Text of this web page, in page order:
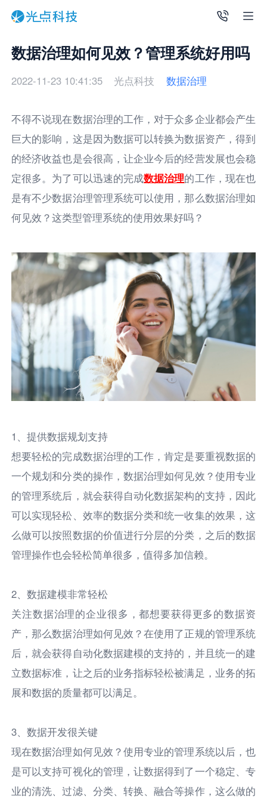
数据治理如何见效？管理系统好用吗
2022-11-23 10:41:35 光点科技 数据治理
不得不说现在数据治理的工作，对于众多企业都会产生
巨大的影响，这是因为数据可以转换为数据资产，得到
的经济收益也是会很高，让企业今后的经营发展也会稳
定很多。为了可以迅速的完成数据治理的工作，现在也
是有不少数据治理管理系统可以使用，那么数据治理如
何见效？这类型管理系统的使用效果好吗？
1、提供数据规划支持
想要轻松的完成数据治理的工作，肯定是要重视数据的
一个规划和分类的操作，数据治理如何见效？使用专业
的管理系统后，就会获得自动化数据架构的支持，因此
可以实现轻松、效率的数据分类和统一收集的效果，这
么做可以按照数据的价值进行分层的分类，之后的数据
管理操作也会轻松简单很多，值得多加信赖。
2、数据建模非常轻松
关注数据治理的企业很多，都想要获得更多的数据资
产，那么数据治理如何见效？在使用了正规的管理系统
后，就会获得自动化数据建模的支持的，并且统一的建
立数据标准，让之后的业务指标轻松被满足，业务的拓
展和数据的质量都可以满足。
3、数据开发很关键
现在数据治理如何见效？使用专业的管理系统以后，也
是可以支持可视化的管理，让数据得到了一个稳定、专
业的清洗、过滤、分类、转换、融合等操作，这么做的